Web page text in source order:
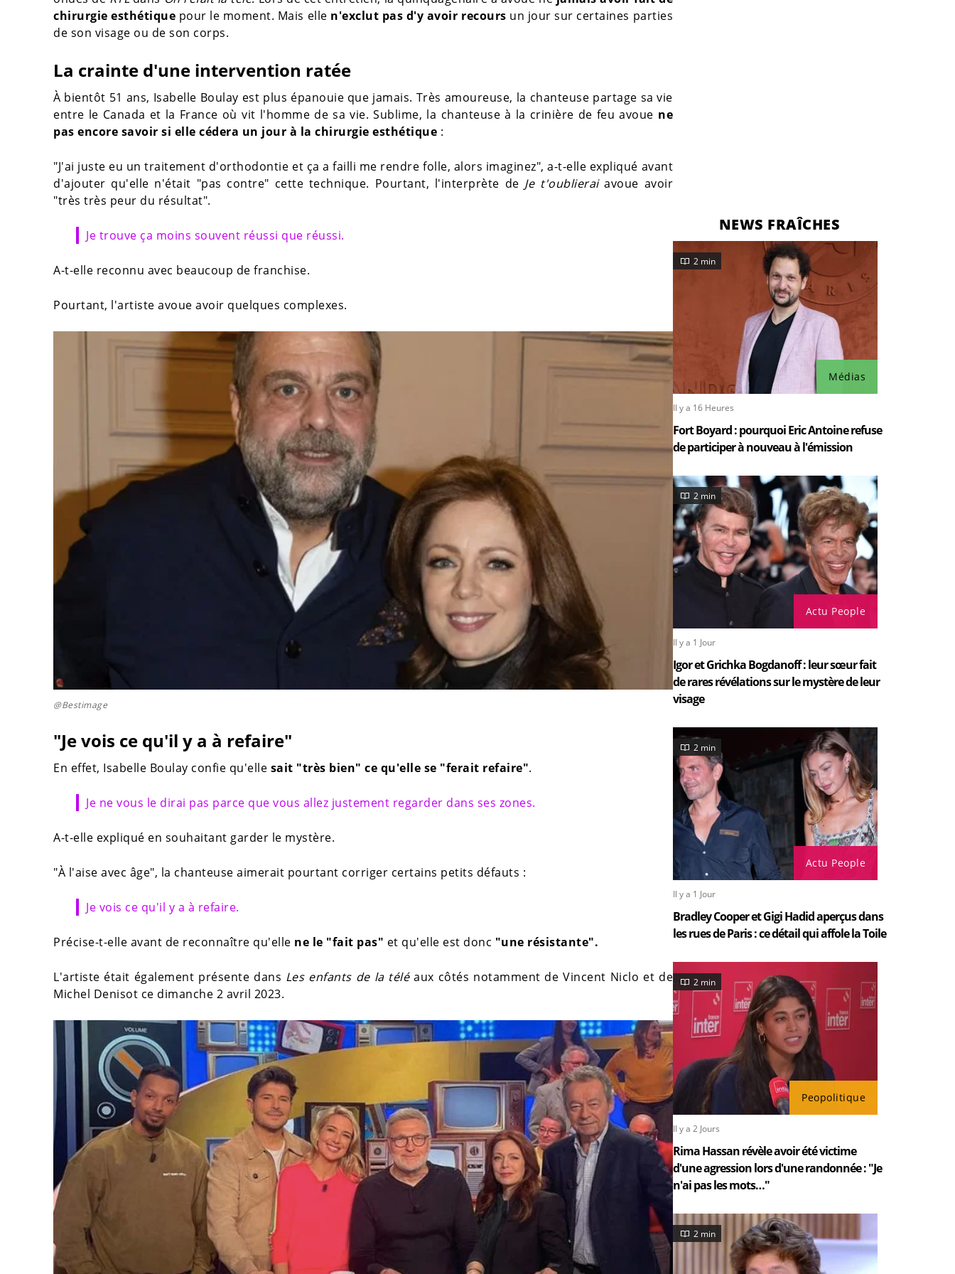
chirurgie esthétique pour le moment. Mais elle n'exclut pas d'y avoir recours un jour sur certaines parties
de son visage ou de son corps.
La crainte d'une intervention ratée
À bientôt 51 ans, Isabelle Boulay est plus épanouie que jamais. Très amoureuse, la chanteuse partage sa vie
entre le Canada et la France où vit l'homme de sa vie. Sublime, la chanteuse à la crinière de feu avoue ne
pas encore savoir si elle cédera un jour à la chirurgie esthétique :
"J'ai juste eu un traitement d'orthodontie et ça a failli me rendre folle, alors imaginez", a-t-elle expliqué avant
d'ajouter qu'elle n'était "pas contre" cette technique. Pourtant, l'interprète de Je t'oublieraiavoue avoir
"très très peur du résultat".
Je trouve ça moins souvent réussi que réussi.
A-t-elle reconnu avec beaucoup de franchise.
Pourtant, l'artiste avoue avoir quelques complexes.
@Bestimage
"Je vois ce qu'il y a à refaire"
En effet, Isabelle Boulay confie qu'elle sait "très bien" ce qu'elle se "ferait refaire".
Je ne vous le dirai pas parce que vous allez justement regarder dans ses zones.
A-t-elle expliqué en souhaitant garder le mystère.
"À l'aise avec âge", la chanteuse aimerait pourtant corriger certains petits défauts :
Je vois ce qu'il y a à refaire.
Précise-t-elle avant de reconnaître qu'elle ne le "fait pas" et qu'elle est donc "une résistante".
L'artiste était également présente dans Les enfants de la téléaux côtés notamment de Vincent Niclo et de
Michel Denisot ce dimanche 2 avril 2023.
NEWS FRAÎCHES
Médias
2 min
Il y a 16 Heures
Fort Boyard : pourquoi Eric Antoine refuse
de participer à nouveau à l'émission
Actu People
2 min
Il y a 1 Jour
Igor et Grichka Bogdanoff : leur sœur fait
de rares révélations sur le mystère de leur
visage
Actu People
2 min
Il y a 1 Jour
Bradley Cooper et Gigi Hadid aperçus dans
les rues de Paris : ce détail qui affole la Toile
Peopolitique
2 min
Il y a 2 Jours
Rima Hassan révèle avoir été victime
d'une agression lors d'une randonnée : "Je
n'ai pas les mots…"
2 min